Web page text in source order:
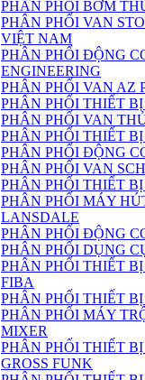
PHÂN PHỐI BƠM
PHÂN PHỐI VAN
VIỆT NAM
PHÂN PHỐI ĐỘNG
ENGINEERING
PHÂN PHỐI VAN AZ
PHÂN PHỐI THIẾT BỊ
PHÂN PHỐI VAN
PHÂN PHỐI THIẾT BỊ
PHÂN PHỐI ĐỘNG
PHÂN PHỐI VAN
PHÂN PHỐI THIẾT
PHÂN PHỐI MÁY
LANSDALE
PHÂN PHỐI ĐỘNG
PHÂN PHỐI DỤNG
PHÂN PHỐI THIẾT
FIBA
PHÂN PHỐI THIẾT
PHÂN PHỐI MÁY
MIXER
PHÂN PHỐI THIẾT
GROSS FUNK